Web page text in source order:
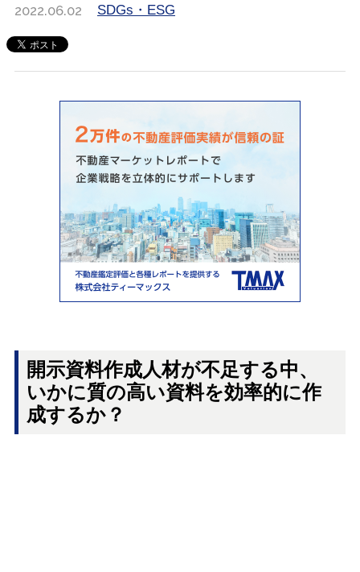
2022.06.02 SDGs・ESG
開示資料作成人材が不足する中、
いかに質の高い資料を効率的に作
成するか？